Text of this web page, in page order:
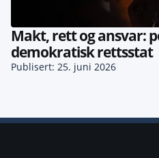
Makt, rett og ansvar:
demokratisk rettsstat
Publisert: 25. juni 2026